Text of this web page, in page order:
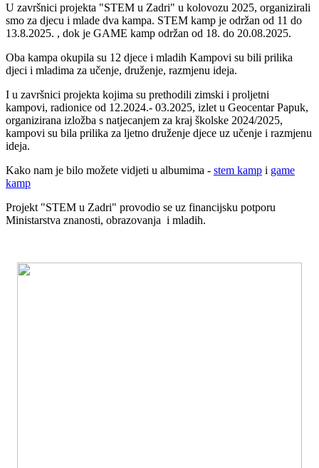
U završnici projekta "STEM u Zadri" u kolovozu 2025, organizirali
smo za djecu i mlade dva kampa. STEM kamp je održan od 11 do
13.8.2025. , dok je GAME kamp održan od 18. do 20.08.2025.
Oba kampa okupila su 12 djece i mladih Kampovi su bili prilika
djeci i mladima za učenje, druženje, razmjenu ideja.
I u završnici projekta kojima su prethodili zimski i proljetni
kampovi, radionice od 12.2024.- 03.2025, izlet u Geocentar Papuk,
organizirana izložba s natjecanjem za kraj školske 2024/2025,
kampovi su bila prilika za ljetno druženje djece uz učenje i razmjenu
ideja.
Kako nam je bilo možete vidjeti u albumima - stem kamp i game
kamp
Projekt "STEM u Zadri" provodio se uz financijsku potporu
Ministarstva znanosti, obrazovanja i mladih.